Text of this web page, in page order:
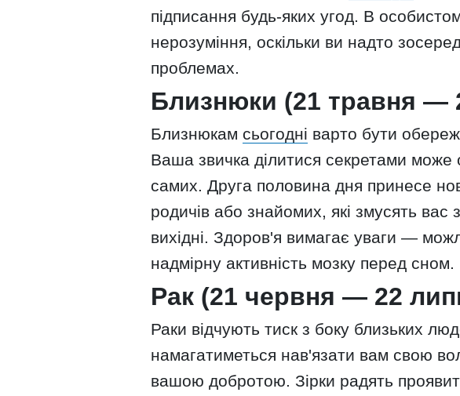
підписання будь-яких угод. В
нерозуміння, оскільки ви надто
проблемах.
Близнюки (21 травня —
Близнюкам сьогодні варто бути
Ваша звичка ділитися секретами може
самих. Друга половина дня принесе
родичів або знайомих, які змусять вас
вихідні. Здоров'я вимагає уваги —
надмірну активність мозку перед сном.
Рак (21 червня — 22
Раки відчують тиск з боку близьких
намагатиметься нав'язати вам свою
вашою добротою. Зірки радять